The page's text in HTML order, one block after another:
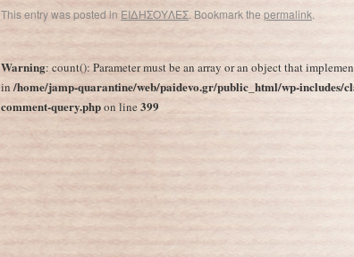
This entry was posted in ΕΙΔΗΣΟΥΛΕΣ. Bookmark the permalink.
Σύλλογος Διδακτικού προσωπικού Φιλοσοφικής Σχολής ΕΚΠΑ: “Σχέδιο Αθηνά; Όχι ευχαριστώ”
Warning: count(): Parameter must be an array or an object that
in/home/jamp-quarantine/web/paidevo.gr/public_html/wp-includes/
comment-query.phpon line399